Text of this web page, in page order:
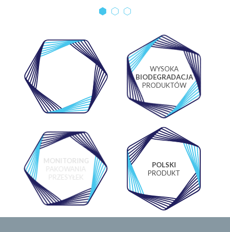
WYSOKA
BIODEGRADACJA
PRODUKTÓW
MONITORING
PAKOWANIA
PRZESYŁEK
POLSKI
PRODUKT